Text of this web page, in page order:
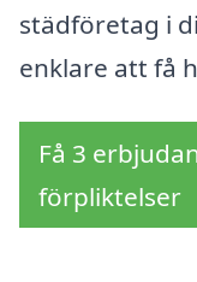
städföretag i
enklare att få
Få 3
förpliktelser